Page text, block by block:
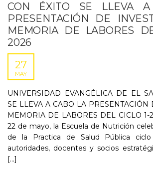
CON ÉXITO SE LLEVA
PRESENTACIÓN DE
MEMORIA DE LABORES
2026
27
MAY
UNIVERSIDAD EVANGÉLICA DE EL
SE LLEVA A CABO LA PRESENTACIÓN
MEMORIA DE LABORES DEL CICLO 1-
22 de mayo, la Escuela de Nutrición
de la Practica de Salud Pública ciclo
autoridades, docentes y socios
[...]